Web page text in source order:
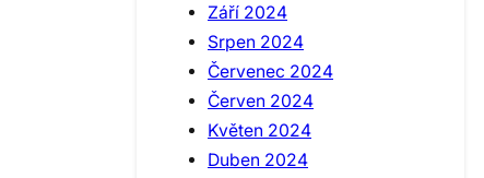
Září 2024
Srpen 2024
Červenec 2024
Červen 2024
Květen 2024
Duben 2024